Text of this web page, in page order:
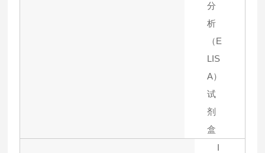
分
析
（E
LIS
A）
试
剂
盒
I